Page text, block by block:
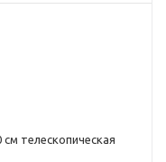
телескопическая